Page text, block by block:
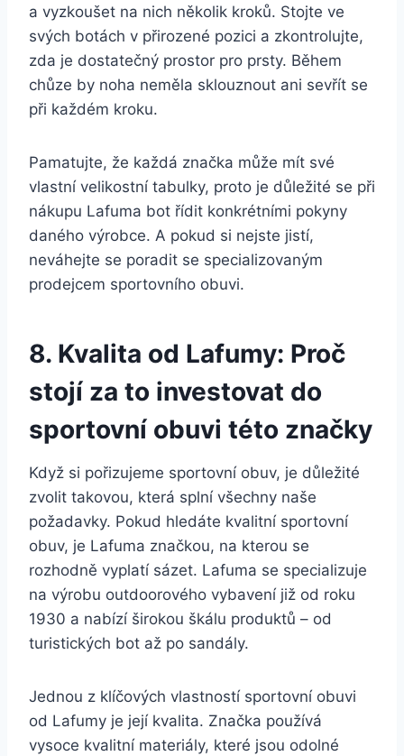
a ‍vyzkoušet ⁤na nich ‌několik kroků. Stojte ⁤ve
svých botách v ⁢přirozené pozici a zkontrolujte,
zda je dostatečný prostor pro prsty. ​Během
chůze by noha​ neměla sklouznout​ ani sevřít se
při každém kroku.
Pamatujte, že každá značka⁢ může​ mít ‌své
vlastní velikostní ‍tabulky, proto je důležité se při
nákupu ⁤Lafuma bot řídit konkrétními ⁢pokyny ​
daného výrobce.​ A pokud si ⁢nejste jistí,
neváhejte⁢ se poradit se⁢ specializovaným
prodejcem sportovního obuvi.
8. Kvalita od‍ Lafumy: Proč⁤
stojí za ‍to investovat ⁢do
sportovní obuvi této značky
Když si pořizujeme sportovní ⁢obuv, je ⁣důležité
zvolit ​takovou, která splní všechny naše
požadavky. Pokud‌ hledáte ‌kvalitní ⁤sportovní
obuv, je Lafuma značkou, na kterou se
rozhodně vyplatí sázet. Lafuma⁣ se⁢ specializuje
na výrobu outdoorového vybavení již od roku
1930 a nabízí ⁢širokou škálu produktů – od
turistických bot až po ⁣sandály.
Jednou z klíčových vlastností sportovní ‌obuvi
od ⁢Lafumy je její kvalita. Značka používá
‍vysoce kvalitní materiály, které jsou odolné